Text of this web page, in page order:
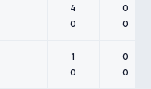
4
0
0
0
1
0
0
0